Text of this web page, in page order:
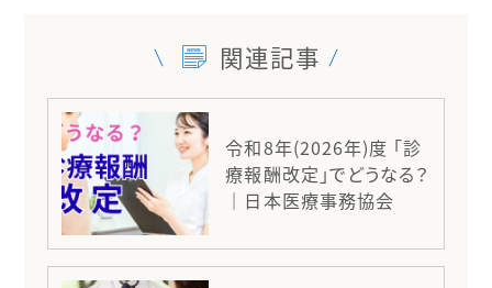
関連記事
令和8年(2026年)度 「診
療報酬改定」でどうなる？
｜日本医療事務協会